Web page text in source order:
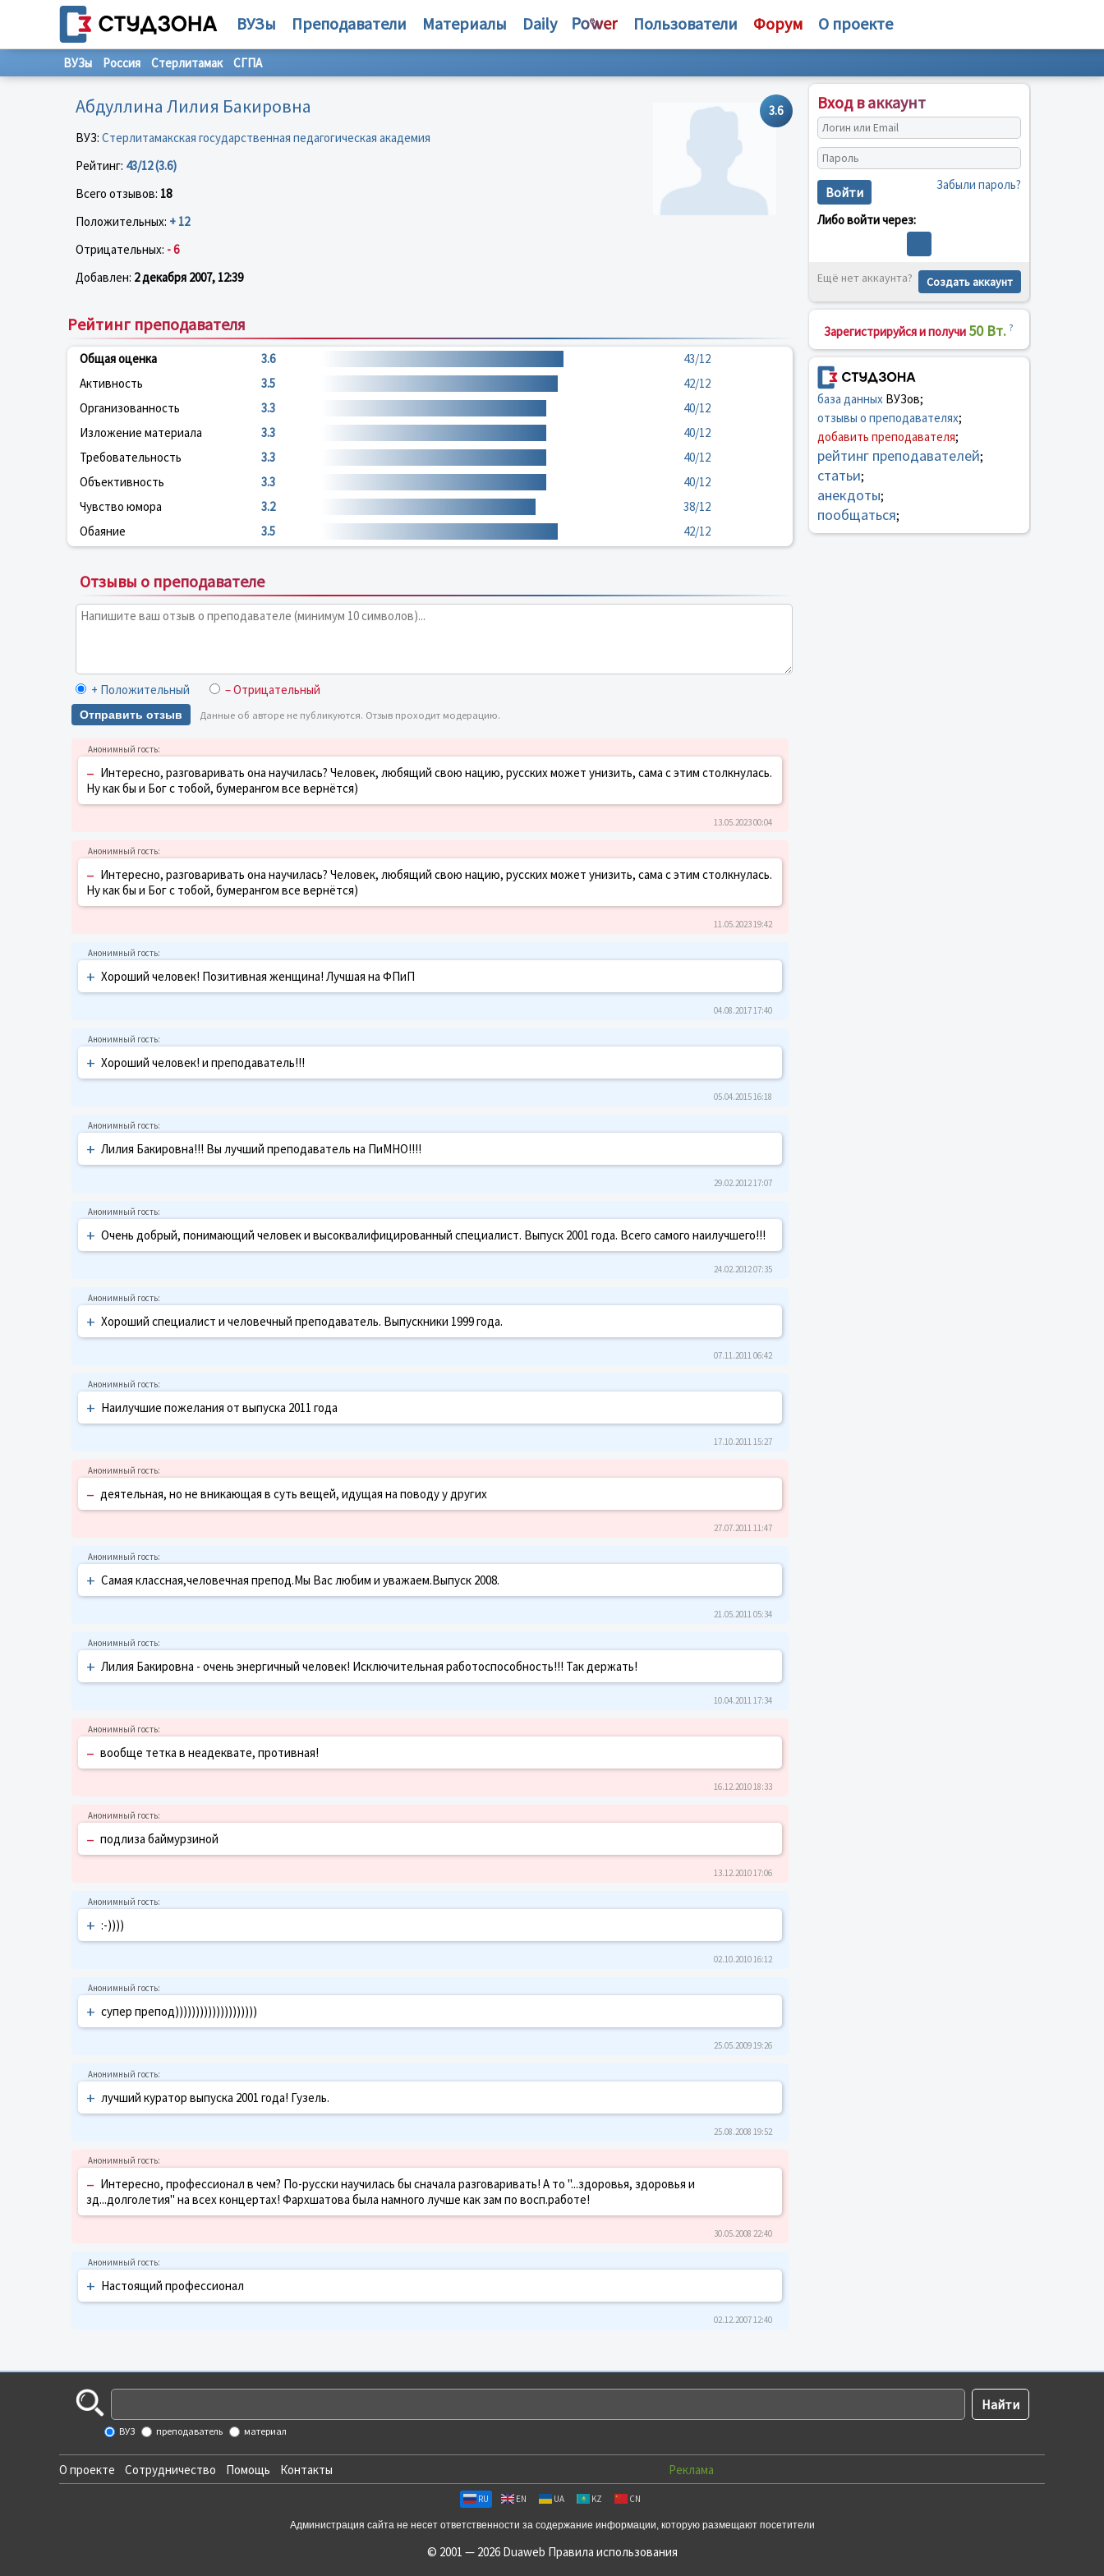
ВУЗы Преподаватели Материалы Daily Пользователи Форум О проекте
ВУЗы Россия Стерлитамак СГПА
3.6
Абдуллина Лилия Бакировна
ВУЗ: Стерлитамакская государственная педагогическая академия
Рейтинг: 43/12 (3.6)
Всего отзывов: 18
Положительных: + 12
Отрицательных: - 6
Добавлен: 2 декабря 2007, 12:39
Рейтинг преподавателя
Общая оценка 3.6
43/12
Активность
3.5
42/12
Организованность
3.3
40/12
Изложение материала
3.3
40/12
Требовательность
3.3
40/12
Объективность
3.3
40/12
Чувство юмора
3.2
38/12
Обаяние
3.5 42/12
Отзывы о преподавателе
+ Положительный – Отрицательный
Отправить отзыв Данные об авторе не публикуются. Отзыв проходит модерацию.
– Интересно, разговаривать она научилась? Человек, любящий свою нацию, русских может унизить, сама с этим столкнулась.
Ну как бы и Бог с тобой, бумерангом все вернётся)
13.05.2023 00:04
– Интересно, разговаривать она научилась? Человек, любящий свою нацию, русских может унизить, сама с этим столкнулась.
Ну как бы и Бог с тобой, бумерангом все вернётся)
11.05.2023 19:42
+ Хороший человек! Позитивная женщина! Лучшая на ФПиП
04.08.2017 17:40
+ Хороший человек! и преподаватель!!!
05.04.2015 16:18
+ Лилия Бакировна!!! Вы лучший преподаватель на ПиМНО!!!!
29.02.2012 17:07
+ Очень добрый, понимающий человек и высоквалифицированный специалист. Выпуск 2001 года. Всего самого наилучшего!!!
24.02.2012 07:35
+ Хороший специалист и человечный преподаватель. Выпускники 1999 года.
07.11.2011 06:42
+ Наилучшие пожелания от выпуска 2011 года
17.10.2011 15:27
– деятельная, но не вникающая в суть вещей, идущая на поводу у других
27.07.2011 11:47
+ Самая классная,человечная препод.Мы Вас любим и уважаем.Выпуск 2008.
21.05.2011 05:34
+ Лилия Бакировна - очень энергичный человек! Исключительная работоспособность!!! Так держать!
10.04.2011 17:34
– вообще тетка в неадеквате, противная!
16.12.2010 18:33
– подлиза баймурзиной
13.12.2010 17:06
+ :-))))
02.10.2010 16:12
+ супер препод))))))))))))))))))))
25.05.2009 19:26
+ лучший куратор выпуска 2001 года! Гузель.
25.08.2008 19:52
– Интересно, профессионал в чем? По-русски научилась бы сначала разговаривать! А то "...здоровья, здоровья и
зд...долголетия" на всех концертах! Фархшатова была намного лучше как зам по восп.работе!
30.05.2008 22:40
+ Настоящий профессионал
02.12.2007 12:40
Вход в аккаунт
Войти Забыли пароль?
Либо войти через:
Ещё нет аккаунта? Создать аккаунт
Зарегистрируйся и получи 50 Вт. ?
база данныхВУЗов;
отзывы о преподавателях;
добавить преподавателя;
рейтинг преподавателей;
статьи;
анекдоты;
пообщаться;
ВУЗ преподаватель материал
О проекте Сотрудничество Помощь Контакты Реклама
RU EN UA KZ CN
Администрация сайта не несет ответственности за содержание информации, которую размещают посетители
© 2001 — 2026 Duaweb Правила использования